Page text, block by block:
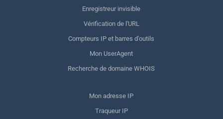
Enregistreur invisible
Vérification de l'URL
Compteurs IP et barres d'outils
Mon UserAgent
Recherche de domaine WHOIS
Mon adresse IP
Traqueur IP